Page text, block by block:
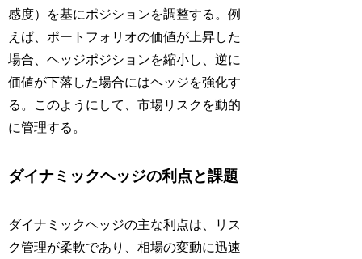
感度）を基にポジションを調整する。例
えば、ポートフォリオの価値が上昇した
場合、ヘッジポジションを縮小し、逆に
価値が下落した場合にはヘッジを強化す
る。このようにして、市場リスクを動的
に管理する。
ダイナミックヘッジの利点と課題
ダイナミックヘッジの主な利点は、リス
ク管理が柔軟であり、相場の変動に迅速